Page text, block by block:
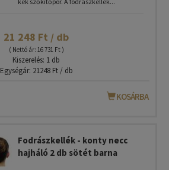
21 248 Ft / db
( Nettó ár: 16 731 Ft )
Kiszerelés: 1 db
Egységár: 21248 Ft / db
KOSÁRBA
Fodrászkellék - konty necc
hajháló 2 db sötét barna